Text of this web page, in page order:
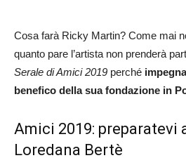
Cosa farà Ricky Martin? Come mai
quanto pare l’artista non prenderà
Serale di Amici 2019 perché
benefico della sua fondazione in
Amici 2019: preparatevi
Loredana Bertè